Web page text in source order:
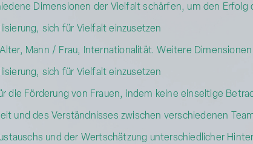
Dimensionen der Vielfalt schärfen, um den
sich für Vielfalt einzusetzen
Mann / Frau, Internationalität. Weitere
sich für Vielfalt einzusetzen
die Förderung von Frauen, indem keine einseitige
und des Verständnisses zwischen verschiedenen
und der Wertschätzung unterschiedlicher